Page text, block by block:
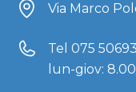
Via Marco
Tel 075
lun-giov: